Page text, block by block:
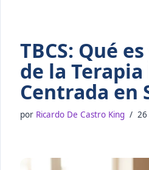
TBCS: Qué
de la Terapia
Centrada en
por Ricardo De Castro King 26